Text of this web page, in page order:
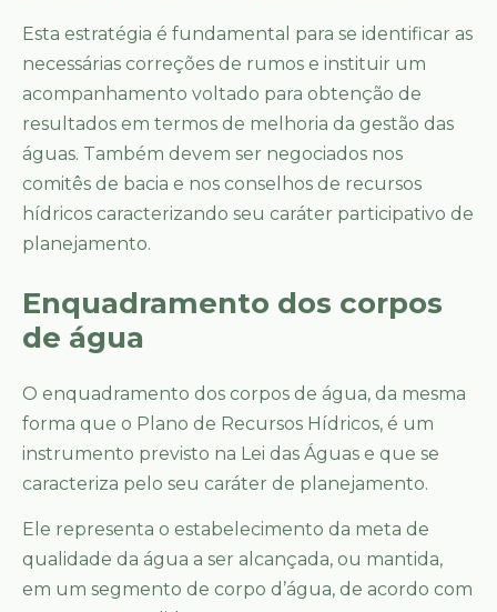
Esta estratégia é fundamental para se identificar as
necessárias correções de rumos e instituir um
acompanhamento voltado para obtenção de
resultados em termos de melhoria da gestão das
águas. Também devem ser negociados nos
comitês de bacia e nos conselhos de recursos
hídricos caracterizando seu caráter participativo de
planejamento.
Enquadramento dos corpos
de água
O enquadramento dos corpos de água, da mesma
forma que o Plano de Recursos Hídricos, é um
instrumento previsto na Lei das Águas e que se
caracteriza pelo seu caráter de planejamento.
Ele representa o estabelecimento da meta de
qualidade da água a ser alcançada, ou mantida,
em um segmento de corpo d’água, de acordo com